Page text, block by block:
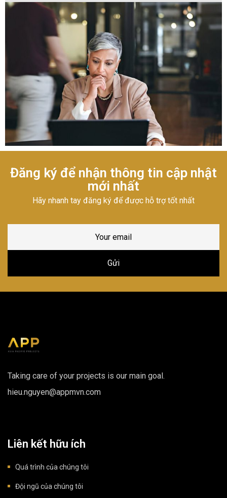
Đăng ký để nhận thông tin cập nhật
mới nhất
Hãy nhanh tay đăng ký để được hỗ trợ tốt nhất
Taking care of your projects is our main goal.
hieu.nguyen@appmvn.com
Liên kết hữu ích
Quá trình của chúng tôi
Đội ngũ của chúng tôi